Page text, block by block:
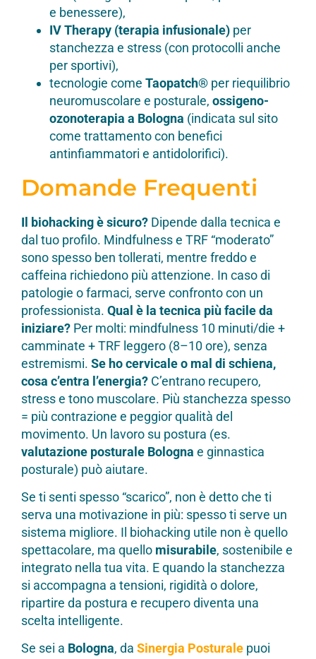
e benessere),
IV Therapy (terapia infusionale) per
stanchezza e stress (con protocolli anche
per sportivi),
tecnologie come Taopatch® per riequilibrio
neuromuscolare e posturale, ossigeno-
ozonoterapia a Bologna (indicata sul sito
come trattamento con benefici
antinfiammatori e antidolorifici).
Domande Frequenti
Il biohacking è sicuro? Dipende dalla tecnica e
dal tuo profilo. Mindfulness e TRF “moderato”
sono spesso ben tollerati, mentre freddo e
caffeina richiedono più attenzione. In caso di
patologie o farmaci, serve confronto con un
professionista. Qual è la tecnica più facile da
iniziare? Per molti: mindfulness 10 minuti/die +
camminate + TRF leggero (8–10 ore), senza
estremismi. Se ho cervicale o mal di schiena,
cosa c’entra l’energia? C’entrano recupero,
stress e tono muscolare. Più stanchezza spesso
= più contrazione e peggior qualità del
movimento. Un lavoro su postura (es.
valutazione posturale Bologna e ginnastica
posturale) può aiutare.
Se ti senti spesso “scarico”, non è detto che ti
serva una motivazione in più: spesso ti serve un
sistema migliore. Il biohacking utile non è quello
spettacolare, ma quello misurabile, sostenibile e
integrato nella tua vita. E quando la stanchezza
si accompagna a tensioni, rigidità o dolore,
ripartire da postura e recupero diventa una
scelta intelligente.
Se sei a Bologna, da Sinergia Posturale puoi